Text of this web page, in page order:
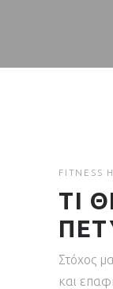
FITNESS
ΤΙ
Στόχος
και